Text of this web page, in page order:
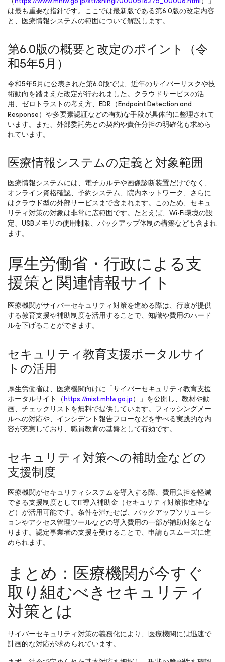
は最も重要な指針です。ここでは最新版である第6.0版の改定内容
と、医療情報システムの範囲について解説します。
第6.0版の概要と改定のポイント（令
和5年5月）
令和5年5月に公表された第6.0版では、近年のサイバーリスクや技
術動向を踏まえた改定が行われました。クラウドサービスの活
用、ゼロトラストの考え方、EDR（Endpoint Detection and
Response）や多要素認証などの有効な手段が具体的に整理されて
います。また、外部委託先との契約や責任分担の明確化も求めら
れています。
医療情報システムの定義と対象範囲
医療情報システムには、電子カルテや画像診断装置だけでなく、
オンライン資格確認、予約システム、院内ネットワーク、さらに
はクラウド型の外部サービスまで含まれます。このため、セキュ
リティ対策の対象は非常に広範囲です。たとえば、Wi-Fi環境の設
定、USBメモリの使用制限、バックアップ体制の構築なども含まれ
ます。
厚生労働省・行政による支
援策と関連情報サイト
医療機関がサイバーセキュリティ対策を進める際は、行政が提供
する教育支援や補助制度を活用することで、知識や費用のハード
ルを下げることができます。
セキュリティ教育支援ポータルサイ
トの活用
厚生労働省は、医療機関向けに「サイバーセキュリティ教育支援
ポータルサイト（https://mist.mhlw.go.jp）」を公開し、教材や動
画、チェックリストを無料で提供しています。フィッシングメー
ルへの対応や、インシデント報告フローなどを学べる実践的な内
容が充実しており、職員教育の基盤として有効です。
セキュリティ対策への補助金などの
支援制度
医療機関がセキュリティシステムを導入する際、費用負担を軽減
できる支援制度としてIT導入補助金（セキュリティ対策推進枠な
ど）が活用可能です。条件を満たせば、バックアップソリューシ
ョンやアクセス管理ツールなどの導入費用の一部が補助対象とな
ります。認定事業者の支援を受けることで、申請もスムーズに進
められます。
まとめ：医療機関が今すぐ
取り組むべきセキュリティ
対策とは
サイバーセキュリティ対策の義務化により、医療機関には迅速で
計画的な対応が求められています。